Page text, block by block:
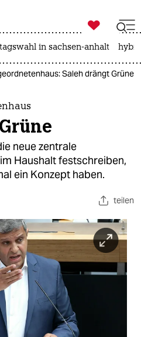
ich

taz zahl ich
in sachsen-anhalt
Saleh drängt Grüne
neue zentrale
Haushalt festschreiben,
ein Konzept haben.
teilen